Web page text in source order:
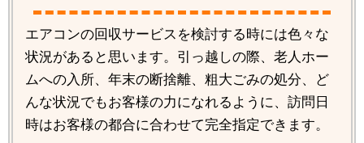
エアコンの回収サービスを検討する時には色々な
状況があると思います。引っ越しの際、老人ホー
ムへの入所、年末の断捨離、粗大ごみの処分、ど
んな状況でもお客様の力になれるように、訪問日
時はお客様の都合に合わせて完全指定できます。